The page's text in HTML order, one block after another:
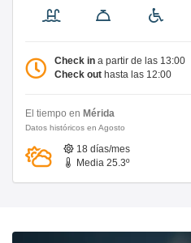
Check in a partir de las 13:00
Check out hasta las 12:00
El tiempo en Mérida
Datos históricos en Agosto
18 días/mes
Media 25.3º